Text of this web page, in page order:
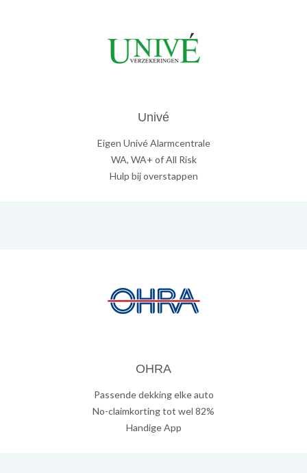
Univé
Eigen Univé Alarmcentrale
WA, WA+ of All Risk
Hulp bij overstappen
OHRA
Passende dekking elke auto
No-claimkorting tot wel 82%
Handige App